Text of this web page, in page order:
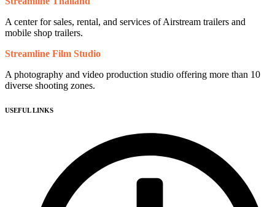
A center for sales, rental, and services of Airstream trailers and
mobile shop trailers.
Streamline Film Studio
A photography and video production studio offering more than 10
diverse shooting zones.
USEFUL LINKS